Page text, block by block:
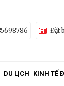
Đặt
DU LỊCH KINH TẾ